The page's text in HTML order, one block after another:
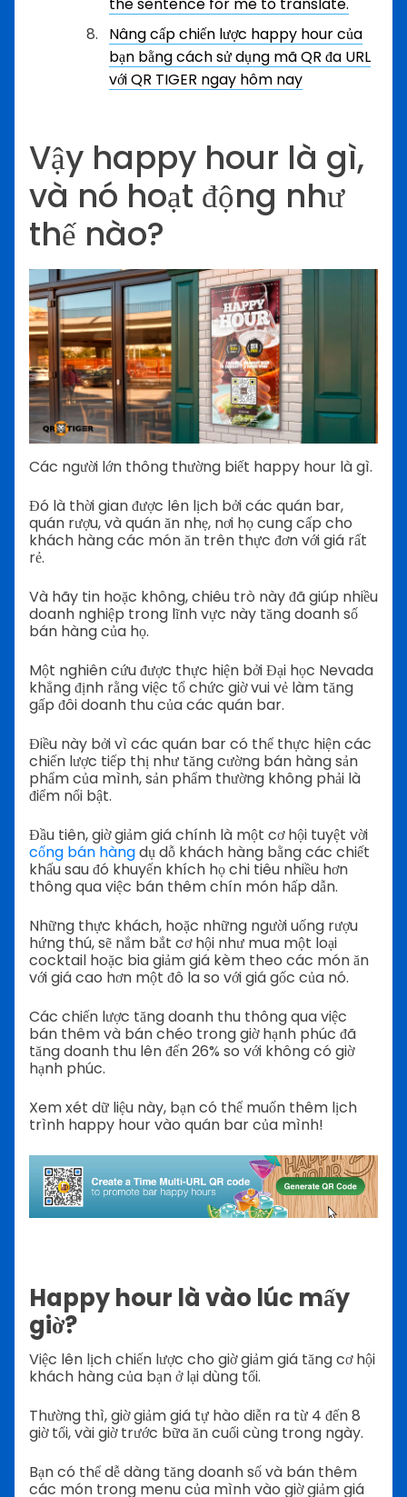
Nâng cấp chiến lược happy hour của
bạn bằng cách sử dụng mã QR đa URL
với QR TIGER ngay hôm nay
Vậy happy hour là gì,
và nó hoạt động như
thế nào?
Các người lớn thông thường biết happy hour là gì.
Đó là thời gian được lên lịch bởi các quán bar,
quán rượu, và quán ăn nhẹ, nơi họ cung cấp cho
khách hàng các món ăn trên thực đơn với giá rất
rẻ.
Và hãy tin hoặc không, chiêu trò này đã giúp nhiều
doanh nghiệp trong lĩnh vực này tăng doanh số
bán hàng của họ.
Một nghiên cứu được thực hiện bởi Đại học Nevada
khẳng định rằng việc tổ chức giờ vui vẻ làm tăng
gấp đôi doanh thu của các quán bar.
Điều này bởi vì các quán bar có thể thực hiện các
chiến lược tiếp thị như tăng cường bán hàng sản
phẩm của mình, sản phẩm thường không phải là
điểm nổi bật.
Đầu tiên, giờ giảm giá chính là một cơ hội tuyệt vời
cống bán hàngdụ dỗ khách hàng bằng các chiết
khấu sau đó khuyến khích họ chi tiêu nhiều hơn
thông qua việc bán thêm chín món hấp dẫn.
Những thực khách, hoặc những người uống rượu
hứng thú, sẽ nắm bắt cơ hội như mua một loại
cocktail hoặc bia giảm giá kèm theo các món ăn
với giá cao hơn một đô la so với giá gốc của nó.
Các chiến lược tăng doanh thu thông qua việc
bán thêm và bán chéo trong giờ hạnh phúc đã
tăng doanh thu lên đến 26% so với không có giờ
hạnh phúc.
Xem xét dữ liệu này, bạn có thể muốn thêm lịch
trình happy hour vào quán bar của mình!
Happy hour là vào lúc mấy
giờ?
Việc lên lịch chiến lược cho giờ giảm giá tăng cơ hội
khách hàng của bạn ở lại dùng tối.
Thường thì, giờ giảm giá tự hào diễn ra từ 4 đến 8
giờ tối, vài giờ trước bữa ăn cuối cùng trong ngày.
Bạn có thể dễ dàng tăng doanh số và bán thêm
các món trong menu của mình vào giờ giảm giá